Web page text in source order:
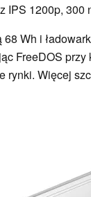
IPS 1200p, 300
Wh i
FreeDOS przy
Więcej